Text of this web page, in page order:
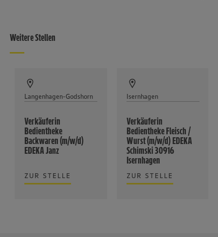
Weitere Stellen
Langenhagen-Godshorn
Verkäuferin
Bedientheke
Backwaren (m/w/d)
EDEKA Janz
ZUR STELLE
Isernhagen
Verkäuferin
Bedientheke Fleisch /
Wurst (m/w/d) EDEKA
Schimski 30916
Isernhagen
ZUR STELLE